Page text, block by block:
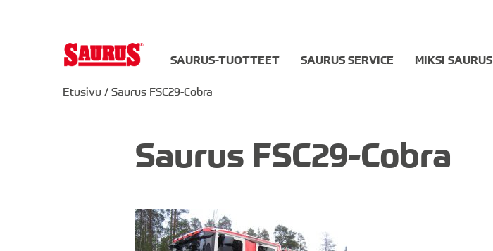
SAURUS-TUOTTEET SAURUS SERVICE MIKSI SAURUS
Etusivu / Saurus FSC29-Cobra
Saurus FSC29-Cobra